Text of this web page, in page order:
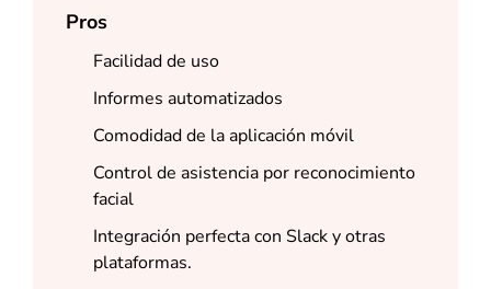
Pros
Facilidad de uso
Informes automatizados
Comodidad de la aplicación móvil
Control de asistencia por reconocimiento
facial
Integración perfecta con Slack y otras
plataformas.